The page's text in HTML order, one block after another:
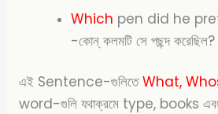
Which pen did he
-কোন্ কলমটি সে পছন্দ করেছিল?
এই Sentence-গুলিতেWhat,
word-গুলি যথাক্রমে type, books